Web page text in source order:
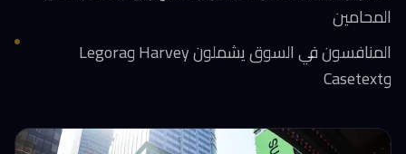
المحامين
المنافسون في السوق يشملون Harvey وLegora
وCasetext